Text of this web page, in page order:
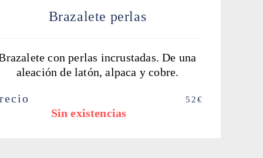
Brazalete perlas
con perlas incrustadas. De una
aleación de latón, alpaca y cobre.
52€
Sin existencias